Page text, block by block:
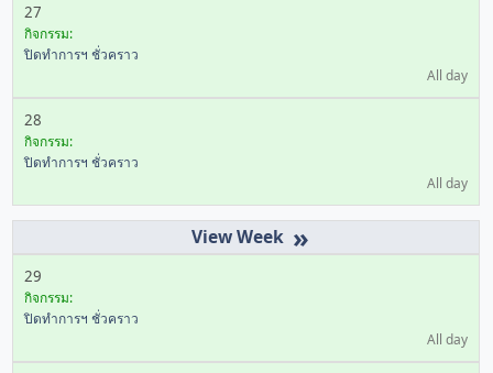
27
กิจกรรม:
ปิดทำการฯ ชั่วคราว
All day
28
กิจกรรม:
ปิดทำการฯ ชั่วคราว
All day
»
29
กิจกรรม:
ปิดทำการฯ ชั่วคราว
All day